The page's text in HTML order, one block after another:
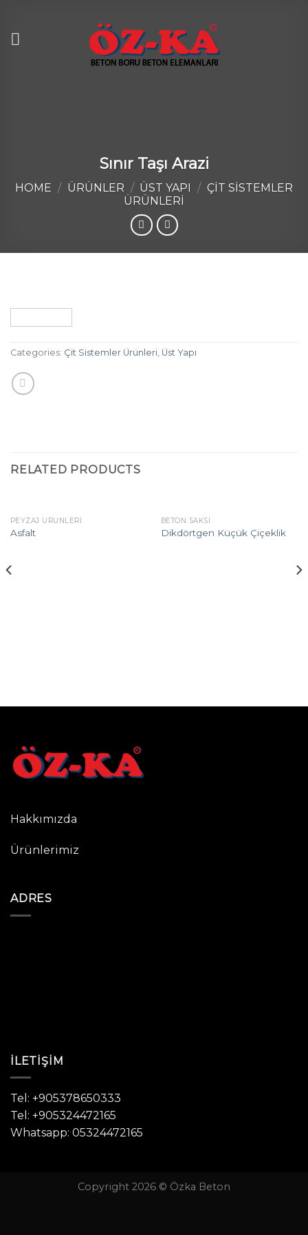
content
Sınır Taşı Arazi
HOME / ÜRÜNLER / ÜST YAPI / ÇIT SISTEMLER
ÜRÜNLERI
Categories: Çit Sistemler Ürünleri, Üst Yapı
RELATED PRODUCTS
PEYZAJ ÜRÜNLERI
Asfalt
BETON SAKSI
Dikdörtgen Küçük Çiçeklik
Hakkımızda
Ürünlerimiz
ADRES
İLETIŞIM
Tel: +905378650333
Tel: +905324472165
Whatsapp: 05324472165
Copyright 2026 © Özka Beton